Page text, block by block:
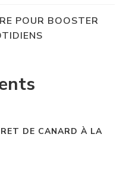
POUR BOOSTER
DE CANARD À LA